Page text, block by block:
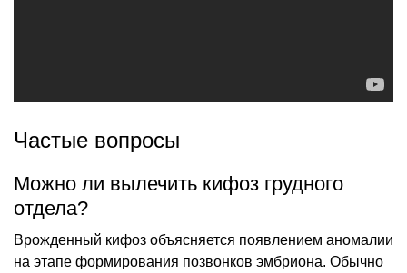
Частые вопросы
Можно ли вылечить кифоз грудного
отдела?
Врожденный кифоз объясняется появлением аномалии
на этапе формирования позвонков эмбриона. Обычно